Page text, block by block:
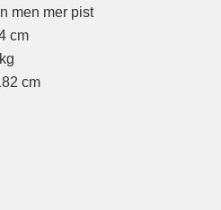
men mer pist
cm
cm